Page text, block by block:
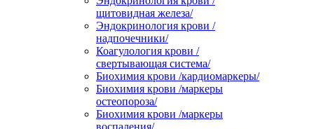
щитовидная железа/
Эндокринология крови /
надпочечники/
Коагулология крови /
свертывающая система/
Биохимия крови /кардиомаркеры/
Биохимия крови /маркеры
остеопороза/
Биохимия крови /маркеры
воспаления/